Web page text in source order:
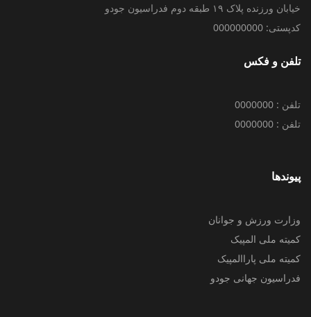
خیابان ورزنده پلاک ۱۹ طبقه دوم فدراسیون جودو
کدپستی: 000000000
تلفن و فکس
تلفن : 0000000
تلفن : 0000000
پیوندها
وزارت ورزش و جوانان
کمیته ملی المپیک
کمیته ملی پاراالمپیک
فدراسیون جهانی جودو